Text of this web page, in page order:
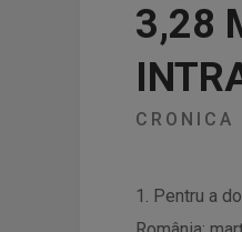
3,28
CRONICA
1. Pentru a